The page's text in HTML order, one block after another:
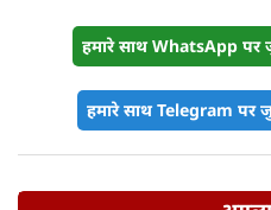
हमारे साथ WhatsApp
हमारे साथ Telegram पर